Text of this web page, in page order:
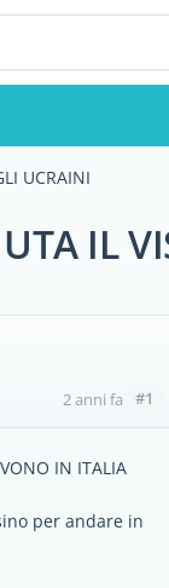
UCRAINI
IL
2 anni fa #1
IN ITALIA
per andare in